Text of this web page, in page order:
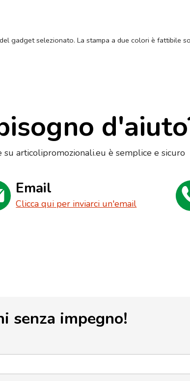
gadget selezionato. La stampa a due colori è fattibile
su articolipromozionali.eu è semplice e sicuro
Email
Clicca qui per inviarci un'email
senza impegno!